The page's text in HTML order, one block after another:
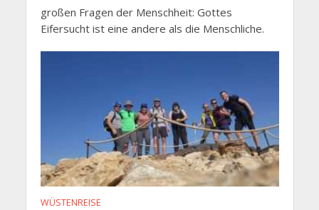
großen Fragen der Menschheit: Gottes
Eifersucht ist eine andere als die Menschliche.
WÜSTENREISE